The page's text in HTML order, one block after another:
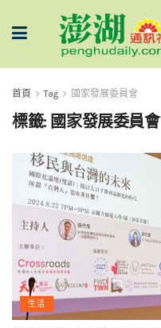
首頁 Tag 國家發展委員會
標籤: 國家發展委員會
生活